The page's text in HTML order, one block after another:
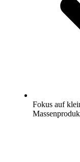
Fokus auf